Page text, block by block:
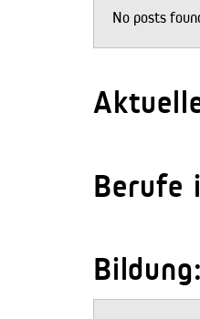
No posts
Berufe
Bildung: